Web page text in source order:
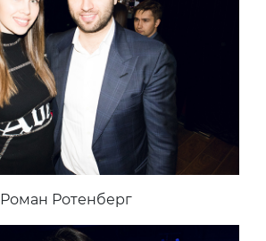
Роман Ротенберг